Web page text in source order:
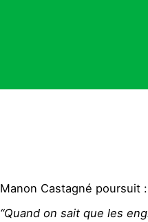
Manon Castagné poursuit :
“Quand on sait que les